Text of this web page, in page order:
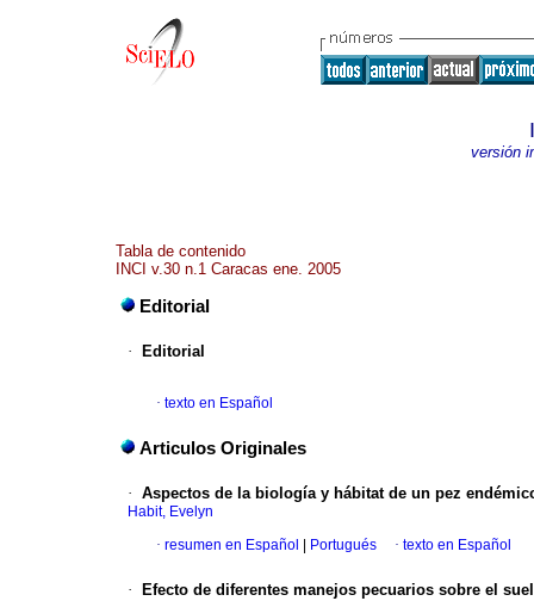
versión
Tabla de contenido
INCI v.30 n.1 Caracas ene. 2005
Editorial
· Editorial
· texto en Español
Articulos Originales
· Aspectos de la biología y hábitat de un pez
Habit, Evelyn
· resumen en Español Portugués · texto en Español
· Efecto de diferentes manejos pecuarios sobre el